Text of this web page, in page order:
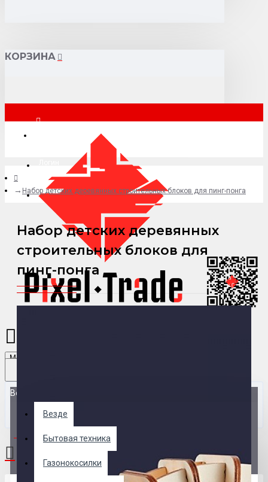
КОРЗИНА
+7 (495) 015-41-41
Menu
Везде
Везде
Бытовая техника
Газонокосилки
0 товар(ов) - 0 р.
Набор детских деревянных строительных блоков для пинг-понга
Набор детских деревянных
строительных блоков для
пинг-понга